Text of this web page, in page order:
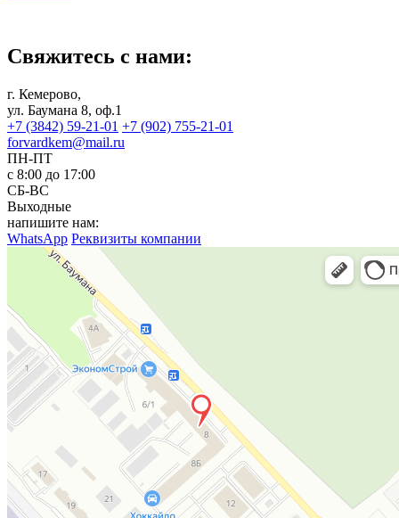
Свяжитесь с нами:
г. Кемерово,
ул. Баумана 8, оф.1
+7 (3842) 59-21-01 +7 (902) 755-21-01
forvardkem@mail.ru
ПН-ПТ
с 8:00 до 17:00
СБ-ВС
Выходные
напишите нам:
WhatsApp Реквизиты компании